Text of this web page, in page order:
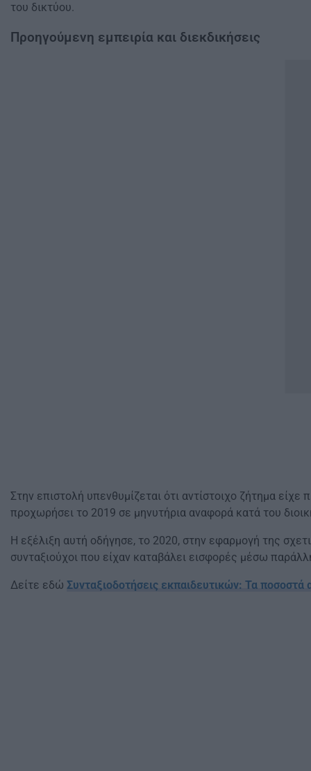
του δικτύου.
Προηγούμενη εμπειρία και διεκδικήσεις
Στην επιστολή υπενθυμίζεται ότι αντίστοιχο ζήτημα
προχωρήσει το 2019 σε μηνυτήρια αναφορά κατά του
Η εξέλιξη αυτή οδήγησε, το 2020, στην εφαρμογή της
συνταξιούχοι που είχαν καταβάλει εισφορές μέσω
Δείτε εδώ Συνταξιοδοτήσεις εκπαιδευτικών: Τα